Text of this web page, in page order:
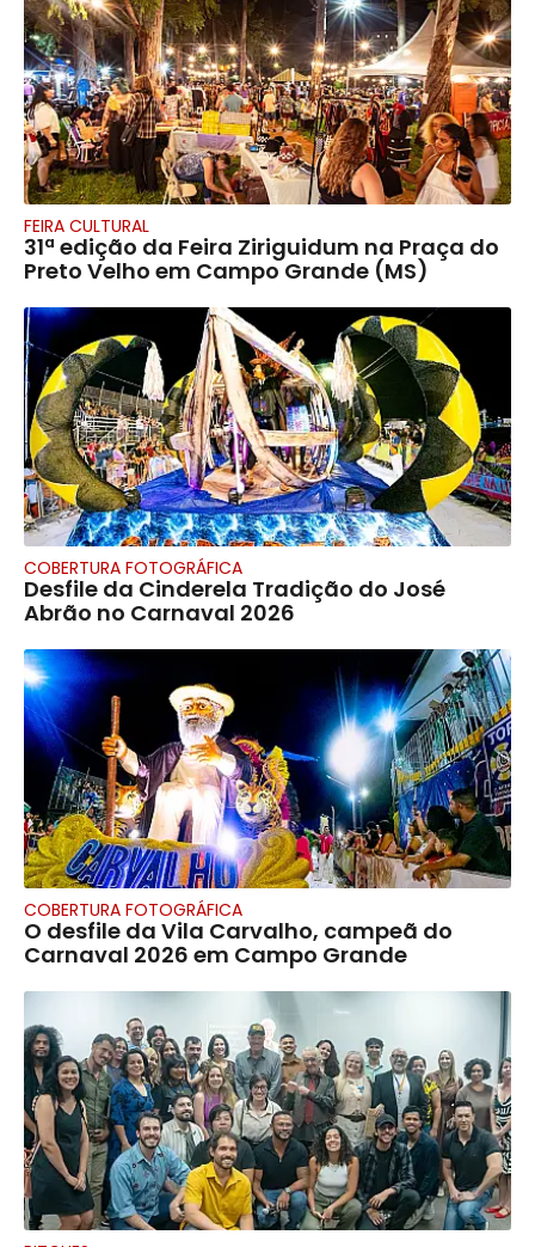
FEIRA CULTURAL
31ª edição da Feira Ziriguidum na Praça do
Preto Velho em Campo Grande (MS)
COBERTURA FOTOGRÁFICA
Desfile da Cinderela Tradição do José
Abrão no Carnaval 2026
COBERTURA FOTOGRÁFICA
O desfile da Vila Carvalho, campeã do
Carnaval 2026 em Campo Grande